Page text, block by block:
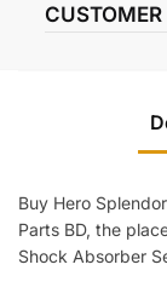
Buy Hero
Parts BD, the
Shock Absorber